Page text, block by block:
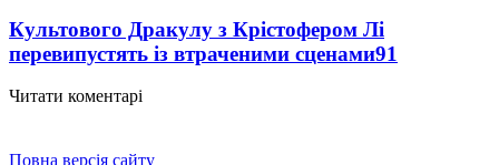
Культового Дракулу з Крістофером Лі
перевипустять із втраченими сценами91
Читати коментарі
Повна версія сайту